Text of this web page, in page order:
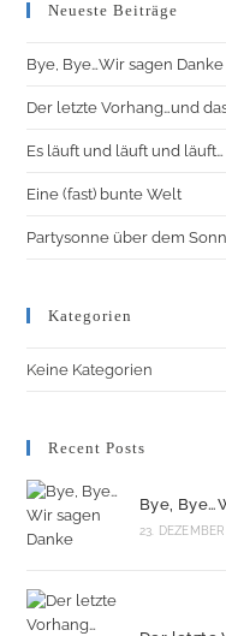
Neueste Beiträge
Bye, Bye…Wir sagen Danke
Der letzte Vorhang…und
Es läuft und läuft und läuft…
Eine (fast) bunte Welt
Partysonne über dem
Kategorien
Keine Kategorien
Recent Posts
Bye,
23.